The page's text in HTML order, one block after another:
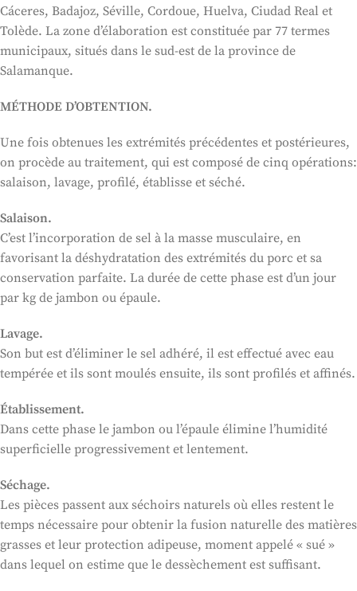
Cáceres, Badajoz, Séville, Cordoue, Huelva, Ciudad Real et
Tolède. La zone d’élaboration est constituée par 77 termes
municipaux, situés dans le sud-est de la province de
Salamanque.
MÉTHODE D’OBTENTION.
Une fois obtenues les extrémités précédentes et postérieures,
on procède au traitement, qui est composé de cinq opérations:
salaison, lavage, profilé, établisse et séché.
Salaison.
C’est l’incorporation de sel à la masse musculaire, en
favorisant la déshydratation des extrémités du porc et sa
conservation parfaite. La durée de cette phase est d’un jour
par kg de jambon ou épaule.
Lavage.
Son but est d’éliminer le sel adhéré, il est effectué avec eau
tempérée et ils sont moulés ensuite, ils sont profilés et affinés.
Établissement.
Dans cette phase le jambon ou l’épaule élimine l’humidité
superficielle progressivement et lentement.
Séchage.
Les pièces passent aux séchoirs naturels où elles restent le
temps nécessaire pour obtenir la fusion naturelle des matières
grasses et leur protection adipeuse, moment appelé « sué »
dans lequel on estime que le dessèchement est suffisant.